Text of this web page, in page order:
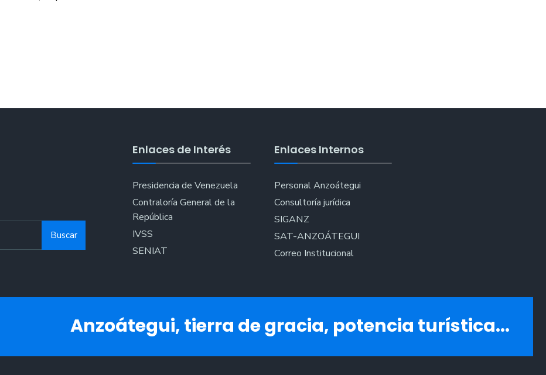
el
90
Buscar
Enlaces de Interés
Presidencia de Venezuela
Contraloría General de la
República
IVSS
SENIAT
Enlaces Internos
Personal Anzoátegui
Consultoría jurídica
SIGANZ
SAT-ANZOÁTEGUI
Correo Institucional
Anzoátegui, tierra de gracia, potencia turística...